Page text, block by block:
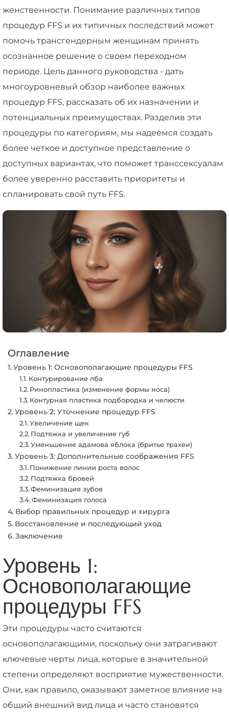
женственности. Понимание различных типов
процедур FFS и их типичных последствий может
помочь трансгендерным женщинам принять
осознанное решение о своем переходном
периоде. Цель данного руководства - дать
многоуровневый обзор наиболее важных
процедур FFS, рассказать об их назначении и
потенциальных преимуществах. Разделив эти
процедуры по категориям, мы надеемся создать
более четкое и доступное представление о
доступных вариантах, что поможет транссексуалам
более уверенно расставить приоритеты и
спланировать свой путь FFS.
Оглавление
Уровень 1: Основополагающие процедуры FFS
Контурирование лба
Ринопластика (изменение формы носа)
Контурная пластика подбородка и челюсти
Уровень 2: Уточнение процедур FFS
Увеличение щек
Подтяжка и увеличение губ
Уменьшение адамова яблока (бритье трахеи)
Уровень 3: Дополнительные соображения FFS
Понижение линии роста волос
Подтяжка бровей
Феминизация зубов
Феминизация голоса
Выбор правильных процедур и хирурга
Восстановление и последующий уход
Заключение
Уровень 1:
Основополагающие
процедуры FFS
Эти процедуры часто считаются
основополагающими, поскольку они затрагивают
ключевые черты лица, которые в значительной
степени определяют восприятие мужественности.
Они, как правило, оказывают заметное влияние на
общий внешний вид лица и часто становятся